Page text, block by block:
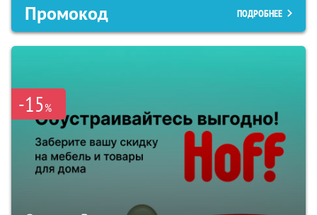
Промокод ПОДРОБНЕЕ
-15%